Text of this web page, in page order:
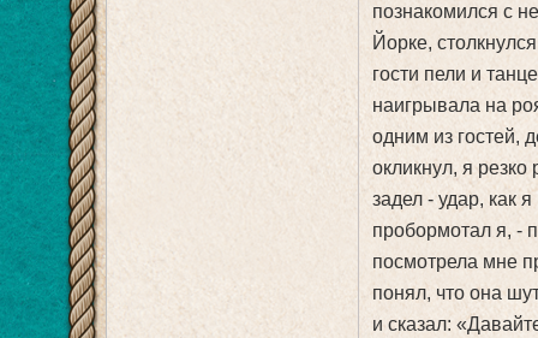
познакомился с
Йорке,
гости пели и
наигрывала на
одним из гостей,
окликнул, я резко
задел - удар, как
пробормотал я, -
посмотрела мне
понял, что она
и сказал: